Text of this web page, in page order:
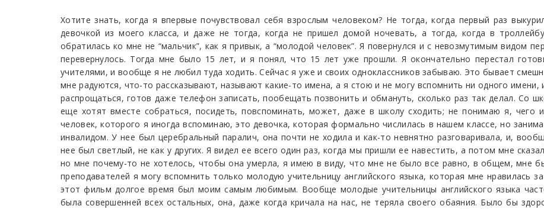
Хотите знать, когда я впервые почувствовал себя взрослым человеком? Не тогда, когда первый раз
девочкой из моего класса, и даже не тогда, когда не пришел домой ночевать, а тогда, когда в
обратилась ко мне не “мальчик”, как я привык, а “молодой человек”. Я повернулся и с невозмутимым видом
перевернулось. Тогда мне было 15 лет, и я понял, что 15 лет уже прошли. Я окончательно перестал
учителями, и вообще я не любил туда ходить. Сейчас я уже и своих одноклассников забываю. Это бывает
мне радуются, что-то рассказывают, называют какие-то имена, а я стою и не могу вспомнить ни одного
распрощаться, готов даже телефон записать, пообещать позвонить и обмануть, сколько раз так делал. Со
еще хотят вместе собраться, посидеть, повспоминать, может, даже в школу сходить; не понимаю я, чего
человек, которого я иногда вспоминаю, это девочка, которая формально числилась в нашем классе, но
инвалидом. У нее был церебральный паралич, она почти не ходила и как-то невнятно разговаривала, и,
нее был светлый, не как у других. Я видел ее всего один раз, когда мы пришли ее навестить, а потом мне
но мне почему-то не хотелось, чтобы она умерла, я имею в виду, что мне не было все равно, в общем, мне
преподавателей я могу вспомнить только молодую учительницу английского языка, которая мне нравилась
этот фильм долгое время был моим самым любимым. Вообще молодые учительницы английского языка
была совершенней всех остальных, она, даже когда кричала на нас, не теряла своего обаяния. Было бы